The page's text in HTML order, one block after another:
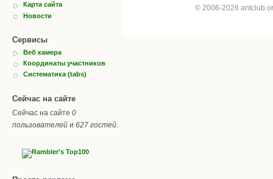
Карта сайта
Новости
Сервисы
Веб камера
Координаты участников
Систематика (tabs)
Сейчас на сайте
Сейчас на сайте 0
пользователей и 627 гостей
© 2006-2026